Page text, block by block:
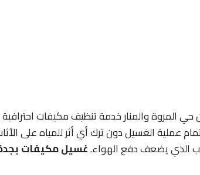
حي المروة والمنار خدمة تنظيف مكيفات
عملية الغسيل دون ترك أي أثر للمياه على
الذي يضعف دفع الهواء.غسيل مكيفات